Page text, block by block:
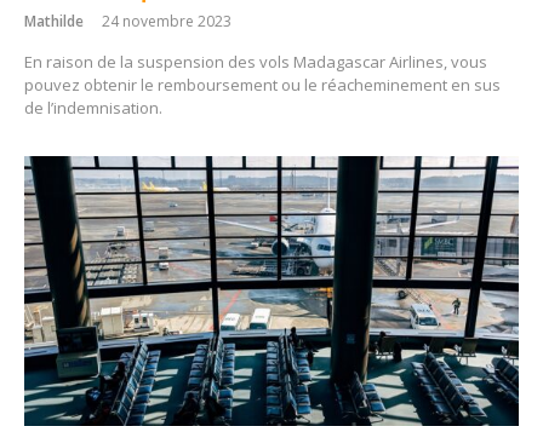
Mathilde 24 novembre 2023
En raison de la suspension des vols Madagascar Airlines, vous
pouvez obtenir le remboursement ou le réacheminement en sus
de l’indemnisation.